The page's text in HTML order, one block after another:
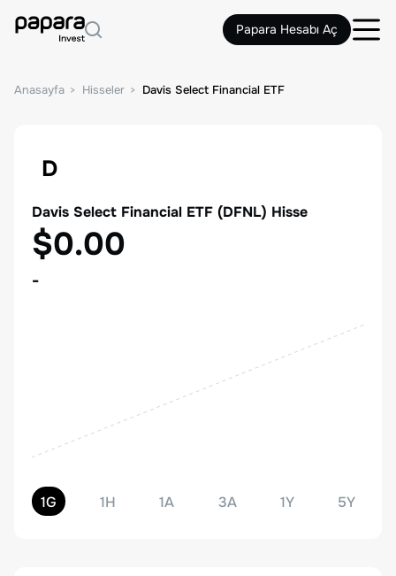
Papara Hesabı Aç
Anasayfa Hisseler Davis Select Financial ETF
D
Davis Select Financial ETF (DFNL) Hisse
$0.00
-
1G 1H 1A 3A 1Y 5Y